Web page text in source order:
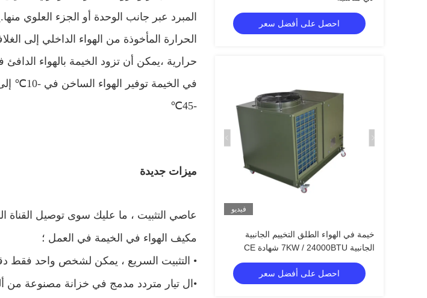
احصل على أفضل سعر
فيديو
خيمة في الهواء الطلق التخييم الجانبية
الجانبية 7KW / 24000BTU شهادة CE
احصل على أفضل سعر
المبرد عبر جانب الوحدة أو الجزء العلوي
الحرارة المأخوذة من الهواء الداخلي إلى
حرارية ،يمكن أن تزود الخيمة بالهواء الدافئ
في الخيمة توفير الهواء الساخن في -10
℃
-45
℃
ميزات جديدة
عاصي التثبيت ، ما عليك سوى توصيل القناة
مكيف الهواء في الخيمة في العمل ؛
• التثبيت السريع ، يمكن لشخص واحد فقط
•ال تيار متردد مدمج في خزانة مصنوعة من